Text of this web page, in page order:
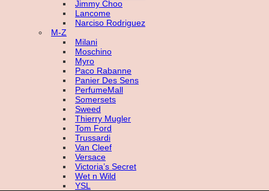
Jimmy Choo
Lancome
Narciso Rodriguez
M-Z
Milani
Moschino
Myro
Paco Rabanne
Panier Des Sens
PerfumeMall
Somersets
Sweed
Thierry Mugler
Tom Ford
Trussardi
Van Cleef
Versace
Victoria’s Secret
Wet n Wild
YSL